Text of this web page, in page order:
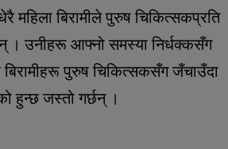
महिला बिरामीले पुरुष चिकित्सकप्रति
। उनीहरू आफ्नो समस्या निर्धक्कसँग
पुरुष चिकित्सकसँग जँचाउँदा
हुन्छ जस्तो गर्छन् ।